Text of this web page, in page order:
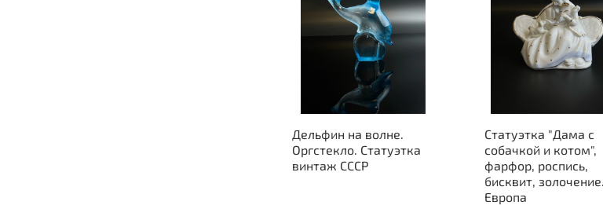
Дельфин на волне.
Оргстекло. Статуэтка
винтаж СССР
Статуэтка "Дама с
собачкой и котом",
фарфор, роспись,
бисквит, золочение.
Европа